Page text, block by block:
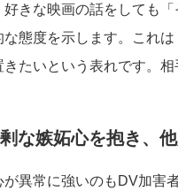
好きな映画の話をしても
な態度を示します。これ
きたいという表れです。
な嫉妬心を抱き、
が異常に強いのもDV加害